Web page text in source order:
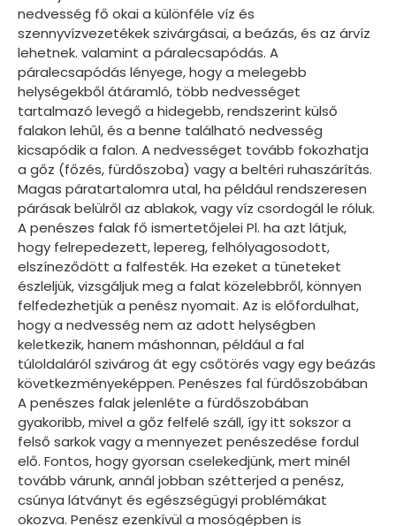
nedvesség fő okai a különféle víz és
szennyvízvezetékek szivárgásai, a beázás, és az árvíz
lehetnek. valamint a páralecsapódás. A
páralecsapódás lényege, hogy a melegebb
helységekből átáramló, több nedvességet
tartalmazó levegő a hidegebb, rendszerint külső
falakon lehűl, és a benne található nedvesség
kicsapódik a falon. A nedvességet tovább fokozhatja
a gőz (főzés, fürdőszoba) vagy a beltéri ruhaszárítás.
Magas páratartalomra utal, ha például rendszeresen
párásak belülről az ablakok, vagy víz csordogál le róluk.
A penészes falak fő ismertetőjelei Pl. ha azt látjuk,
hogy felrepedezett, lepereg, felhólyagosodott,
elszíneződött a falfesték. Ha ezeket a tüneteket
észleljük, vizsgáljuk meg a falat közelebbről, könnyen
felfedezhetjük a penész nyomait. Az is előfordulhat,
hogy a nedvesség nem az adott helységben
keletkezik, hanem máshonnan, például a fal
túloldaláról szivárog át egy csőtörés vagy egy beázás
következményeképpen. Penészes fal fürdőszobában
A penészes falak jelenléte a fürdőszobában
gyakoribb, mivel a gőz felfelé száll, így itt sokszor a
felső sarkok vagy a mennyezet penészedése fordul
elő. Fontos, hogy gyorsan cselekedjünk, mert minél
tovább várunk, annál jobban szétterjed a penész,
csúnya látványt és egészségügyi problémákat
okozva. Penész ezenkívül a mosógépben is